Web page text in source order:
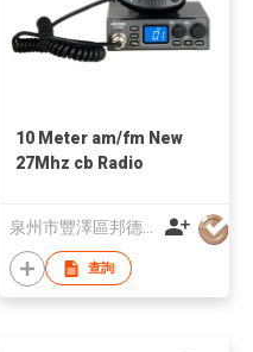
10 Meter am/fm New
27Mhz cb Radio
泉州市豐澤區邦德通訊有限公司
查詢